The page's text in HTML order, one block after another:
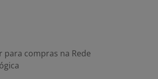
compras na Rede